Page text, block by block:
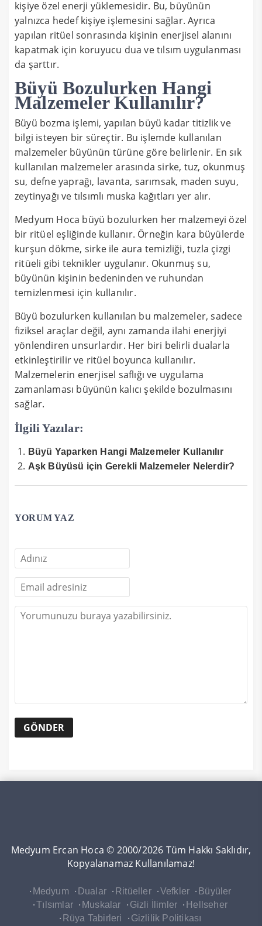
kişiye özel enerji yüklemesidir. Bu, büyünün
yalnızca hedef kişiye işlemesini sağlar. Ayrıca
yapılan ritüel sonrasında kişinin enerjisel alanını
kapatmak için koruyucu dua ve tılsım uygulanması
da şarttır.
Büyü Bozulurken Hangi
Malzemeler Kullanılır?
Büyü bozma işlemi, yapılan büyü kadar titizlik ve
bilgi isteyen bir süreçtir. Bu işlemde kullanılan
malzemeler büyünün türüne göre belirlenir. En sık
kullanılan malzemeler arasında sirke, tuz, okunmuş
su, defne yaprağı, lavanta, sarımsak, maden suyu,
zeytinyağı ve tılsımlı muska kağıtları yer alır.
Medyum Hoca büyü bozulurken her malzemeyi özel
bir ritüel eşliğinde kullanır. Örneğin kara büyülerde
kurşun dökme, sirke ile aura temizliği, tuzla çizgi
ritüeli gibi teknikler uygulanır. Okunmuş su,
büyünün kişinin bedeninden ve ruhundan
temizlenmesi için kullanılır.
Büyü bozulurken kullanılan bu malzemeler, sadece
fiziksel araçlar değil, aynı zamanda ilahi enerjiyi
yönlendiren unsurlardır. Her biri belirli dualarla
etkinleştirilir ve ritüel boyunca kullanılır.
Malzemelerin enerjisel saflığı ve uygulama
zamanlaması büyünün kalıcı şekilde bozulmasını
sağlar.
İlgili Yazılar:
Büyü Yaparken Hangi Malzemeler Kullanılır
Aşk Büyüsü için Gerekli Malzemeler Nelerdir?
YORUM YAZ
Medyum Ercan Hoca © 2000/2026 Tüm Hakkı Saklıdır,
Kopyalanamaz Kullanılamaz!
Medyum Dualar Ritüeller Vefkler
Büyüler
Tılsımlar
Muskalar Gizli İlimler
Hellseher
Rüya Tabirleri
Gizlilik Politikası